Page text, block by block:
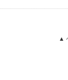
▲